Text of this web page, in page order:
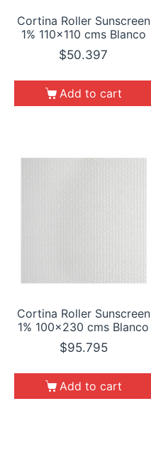
Cortina Roller Sunscreen
1% 110×110 cms Blanco
$50.397
Add to cart
Cortina Roller Sunscreen
1% 100×230 cms Blanco
$95.795
Add to cart